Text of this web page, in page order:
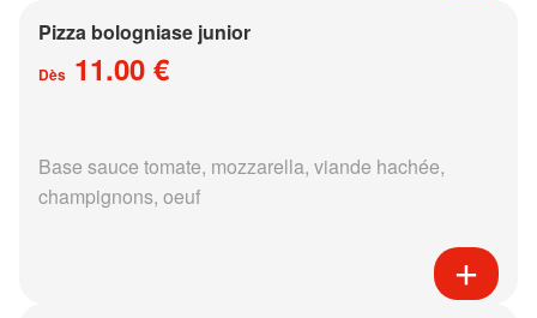
Pizza bologniase junior
Dès 11.00 €
Base sauce tomate, mozzarella, viande hachée,
champignons, oeuf